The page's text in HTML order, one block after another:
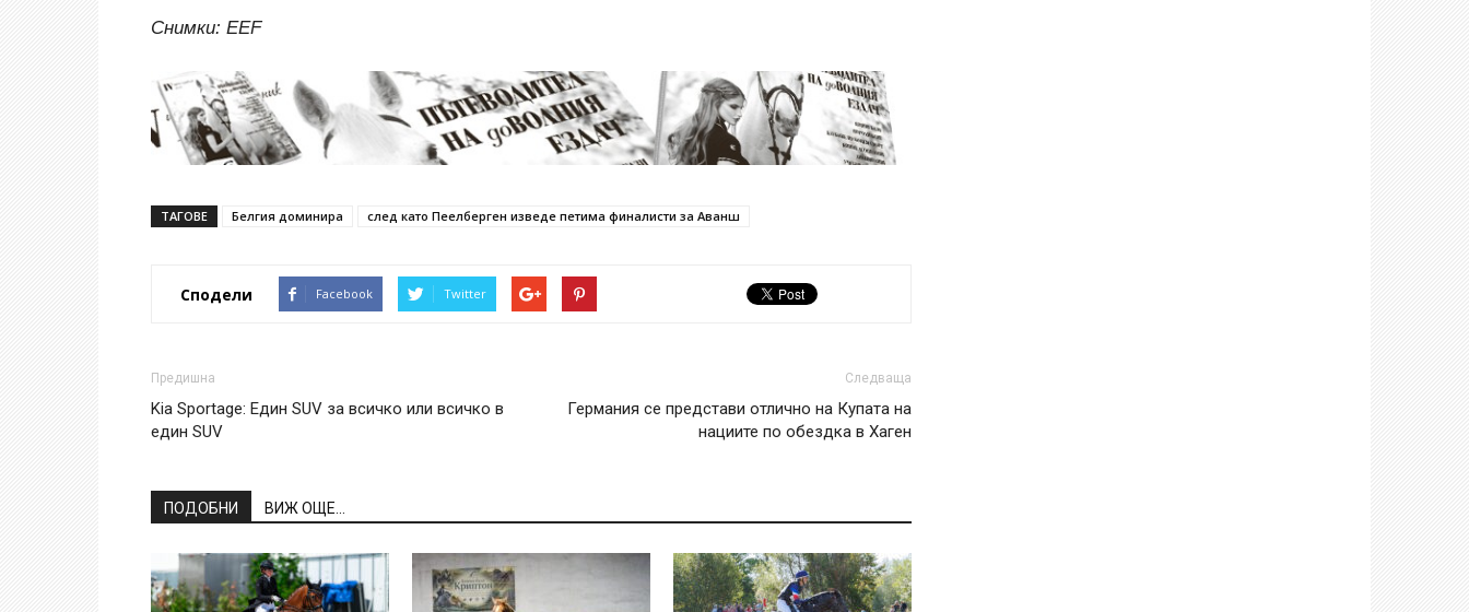
Снимки: ЕЕF
ТАГОВЕ Белгия доминира след като Пеелберген изведе петима финалисти за Аванш
Сподели Facebook Twitter
Предишна
Kia Sportage: Един SUV за всичко или всичко в
един SUV
Следваща
Германия се представи отлично на Купата на
нациите по обездка в Хаген
ПОДОБНИ ВИЖ ОЩЕ...